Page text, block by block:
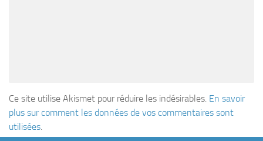
Ce site utilise Akismet pour réduire les indésirables. En savoir
plus sur comment les données de vos commentaires sont
utilisées.